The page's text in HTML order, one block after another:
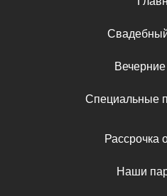
Свадебный
Специальные
Рассрочка
Наши